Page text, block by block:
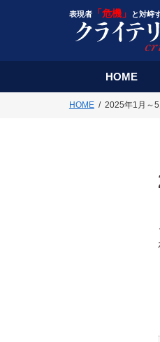
表現者「危機」 と対峙
HOME
HOME 2025年1月～